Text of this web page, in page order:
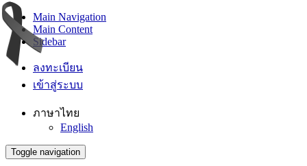
Main Navigation
Main Content
Sidebar
ลงทะเบียน
เข้าสู่ระบบ
ภาษาไทย
English
Toggle navigation